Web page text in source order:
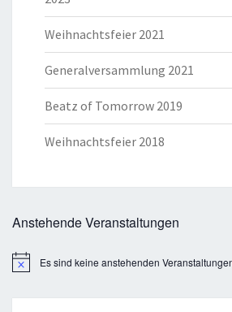
Weihnachtsfeier 2021
Generalversammlung 2021
Beatz of Tomorrow 2019
Weihnachtsfeier 2018
Anstehende Veranstaltungen
HinweisEs sind keine anstehenden